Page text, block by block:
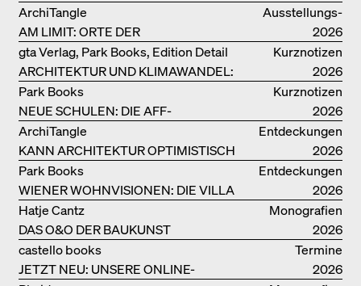
Ausstellungs­
kataloge
AM LIMIT: ORTE DER
LEBENSMITTELPRODUKTION
ArchiTangle
2026
Kurznotizen
ARCHITEKTUR UND KLIMAWANDEL:
WEITERE BUCHEMPFEHLUNGEN
gta Verlag, Park Books, Edition Detail
2026
Kurznotizen
NEUE SCHULEN: DIE AFF-
MONOGRAFIE
Park Books
2026
Entdeckungen
KANN ARCHITEKTUR OPTIMISTISCH
SEIN?
ArchiTangle
2026
Entdeckungen
WIENER WOHNVISIONEN: DIE VILLA
REZEK
Park Books
2026
Monografien
DAS O&O DER BAUKUNST
Hatje Cantz
2026
Termine
JETZT NEU: UNSERE ONLINE-
castello books
2026